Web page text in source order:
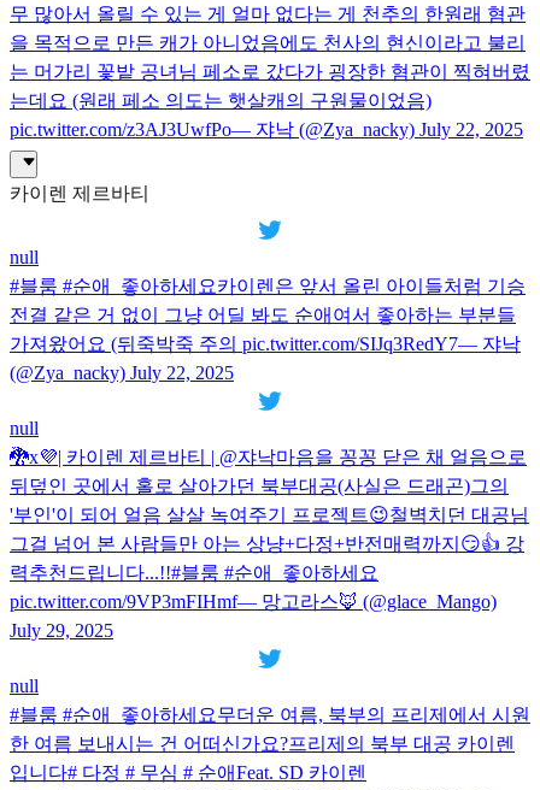
무 많아서 올릴 수 있는 게 얼마 없다는 게 천추의 한원래 혐관
을 목적으로 만든 캐가 아니었음에도 천사의 현신이라고 불리
는 머가리 꽃밭 공녀님 페소로 갔다가 굉장한 혐관이 찍혀버렸
는데요 (원래 페소 의도는 햇살캐의 구원물이었음)
pic.twitter.com/z3AJ3UwfPo— 쟈낙 (@Zya_nacky) July 22, 2025
카이렌 제르바티
null
#블룸 #순애_좋아하세요카이렌은 앞서 올린 아이들처럼 기승
전결 같은 거 없이 그냥 어딜 봐도 순애여서 좋아하는 부분들
가져왔어요 (뒤죽박죽 주의 pic.twitter.com/SIJq3RedY7— 쟈낙
(@Zya_nacky) July 22, 2025
null
🐉x💜| 카이렌 제르바티 | @쟈낙마음을 꽁꽁 닫은 채 얼음으로
뒤덮인 곳에서 홀로 살아가던 북부대공(사실은 드래곤)그의
'부인'이 되어 얼음 살살 녹여주기 프로젝트😉철벽치던 대공님
그걸 넘어 본 사람들만 아는 상냥+다정+반전매력까지😏👍 강
력추천드립니다...!!#블룸 #순애_좋아하세요
pic.twitter.com/9VP3mFIHmf— 망고라스🦊 (@glace_Mango)
July 29, 2025
null
#블룸 #순애_좋아하세요무더운 여름, 북부의 프리제에서 시원
한 여름 보내시는 건 어떠신가요?프리제의 북부 대공 카이렌
입니다# 다정 # 무심 # 순애Feat. SD 카이렌